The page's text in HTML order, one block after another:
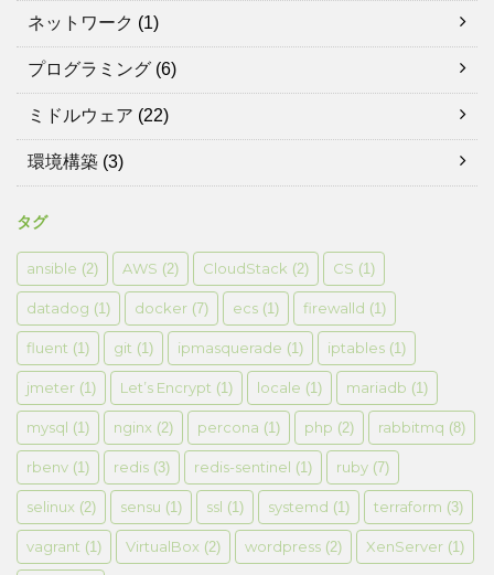
ネットワーク (1)
プログラミング (6)
ミドルウェア (22)
環境構築 (3)
タグ
ansible (2) AWS (2) CloudStack (2) CS (1)
datadog (1) docker (7) ecs (1) firewalld (1)
fluent (1) git (1) ipmasquerade (1) iptables (1)
jmeter (1) Let’s Encrypt (1) locale (1) mariadb (1)
mysql (1) nginx (2) percona (1) php (2) rabbitmq (8)
rbenv (1) redis (3) redis-sentinel (1) ruby (7)
selinux (2) sensu (1) ssl (1) systemd (1) terraform (3)
vagrant (1) VirtualBox (2) wordpress (2) XenServer (1)